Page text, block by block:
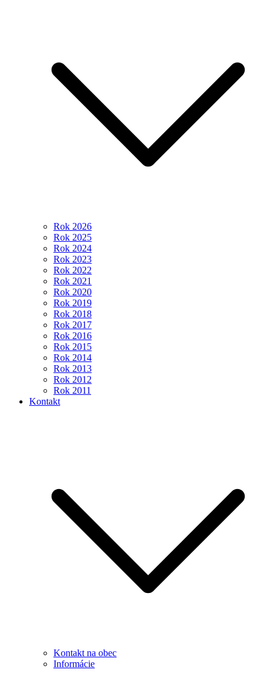
Rok 2026
Rok 2025
Rok 2024
Rok 2023
Rok 2022
Rok 2021
Rok 2020
Rok 2019
Rok 2018
Rok 2017
Rok 2016
Rok 2015
Rok 2014
Rok 2013
Rok 2012
Rok 2011
Kontakt
Kontakt na obec
Informácie